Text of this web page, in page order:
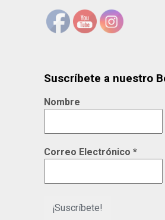
Suscríbete a nuestro
Nombre
Correo Electrónico *